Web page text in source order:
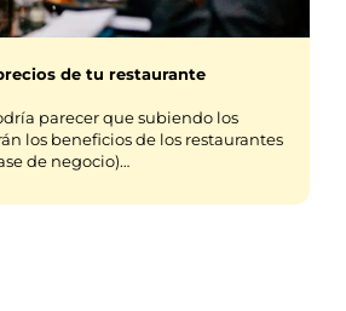
de tu restaurante
parecer que subiendo los
los beneficios de los restaurantes
de negocio)…